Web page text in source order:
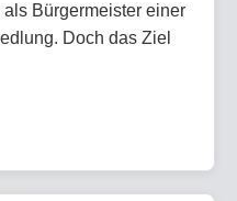
Bürgermeister einer
Doch das Ziel